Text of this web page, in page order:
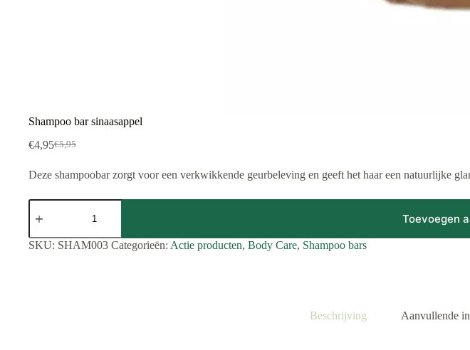
Shampoo bar sinaasappel
€5,95
Oorspronkelijke
was:
€4,95Huidige
is:
Deze shampoobar zorgt voor een verkwikkende geurbeleving en geeft het haar een natuurlijke
Shampoo
bar
aantal
Toevoegen
SKU: SHAM003 Categorieën: Actie producten, Body Care, Shampoo bars
Beschrijving Aanvullende